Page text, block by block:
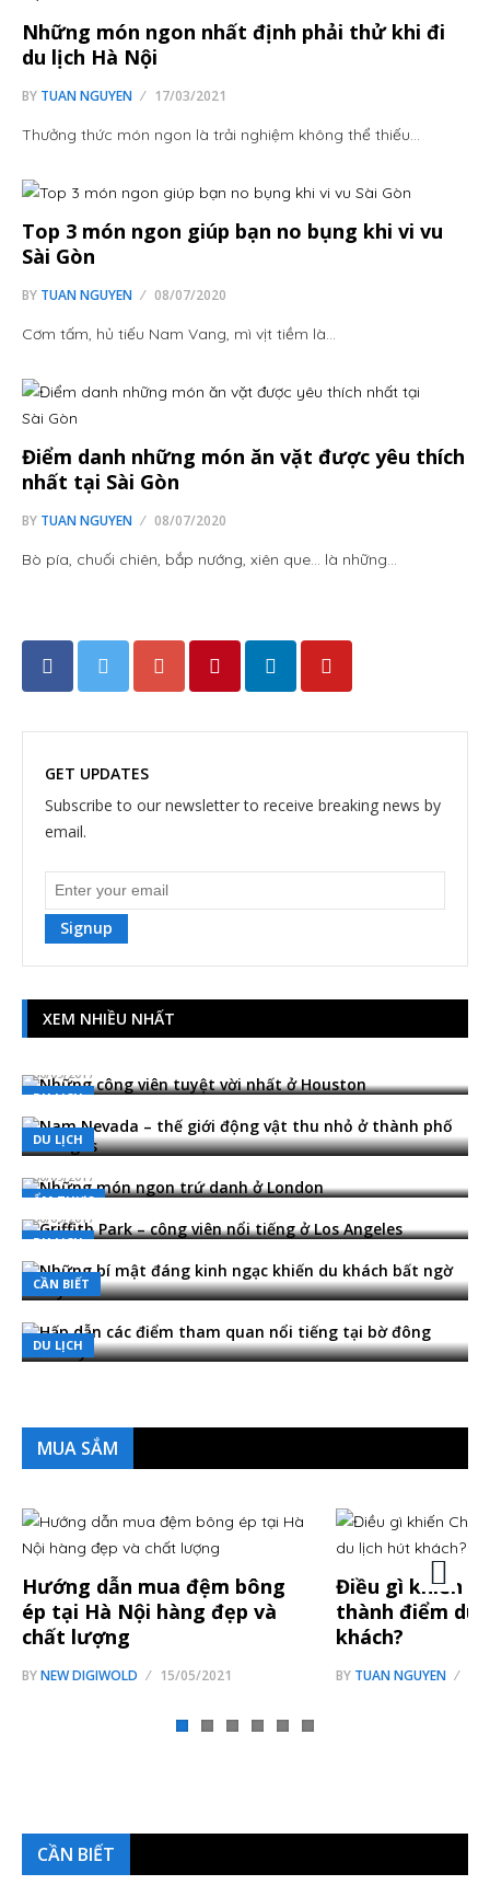
Những món ngon nhất định phải thử khi đi
du lịch Hà Nội
BY TUAN NGUYEN 17/03/2021
Thưởng thức món ngon là trải nghiệm không thể thiếu…
Top 3 món ngon giúp bạn no bụng khi vi vu
Sài Gòn
BY TUAN NGUYEN 08/07/2020
Cơm tấm, hủ tiếu Nam Vang, mì vịt tiềm là…
Điểm danh những món ăn vặt được yêu thích
nhất tại Sài Gòn
BY TUAN NGUYEN 08/07/2020
Bò pía, chuối chiên, bắp nướng, xiên que… là những…
GET UPDATES
Subscribe to our newsletter to receive breaking news by
email.
Signup
XEM NHIỀU NHẤT
DU LỊCH
30/09/2017
DU LỊCH
Nam Nevada – thế giới động vật thu nhỏ ở
30/09/2017
ẨM THỰC
Những món ngon trứ danh ở London
30/09/2017
DU LỊCH
Griffith Park – công viên nổi tiếng ở Los Angeles
30/09/2017
CẦN BIẾT
Những bí mật đáng kinh ngạc khiến du khách
30/09/2017
DU LỊCH
Hấp dẫn các điểm tham quan nổi tiếng tại bờ
30/09/2017
MUA SẮM
Hướng dẫn mua đệm bông
ép tại Hà Nội hàng đẹp và
chất lượng
BYNEW DIGIWOLD 15/05/2021
Điều gì khiến
thành điểm du
khách?
BY TUAN NGUYEN
CẦN BIẾT